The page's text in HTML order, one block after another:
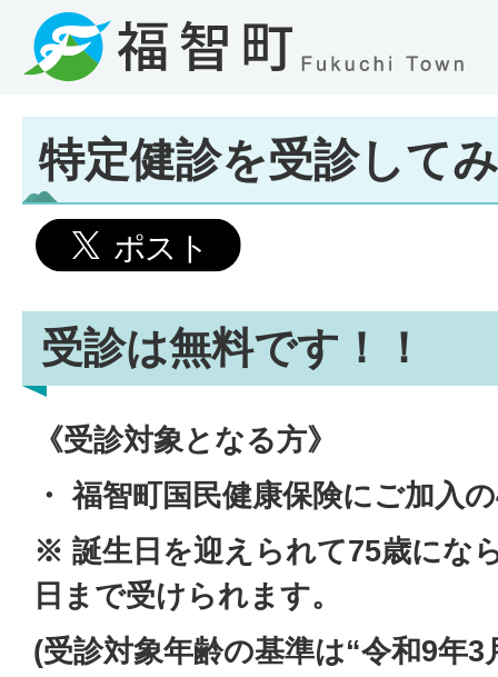
特定健診を受診して
受診は無料です！！
《受診対象となる方》
・ 福智町国民健康保険にご加入
※ 誕生日を迎えられて75歳にな
日まで受けられます。
(受診対象年齢の基準は“令和9年3